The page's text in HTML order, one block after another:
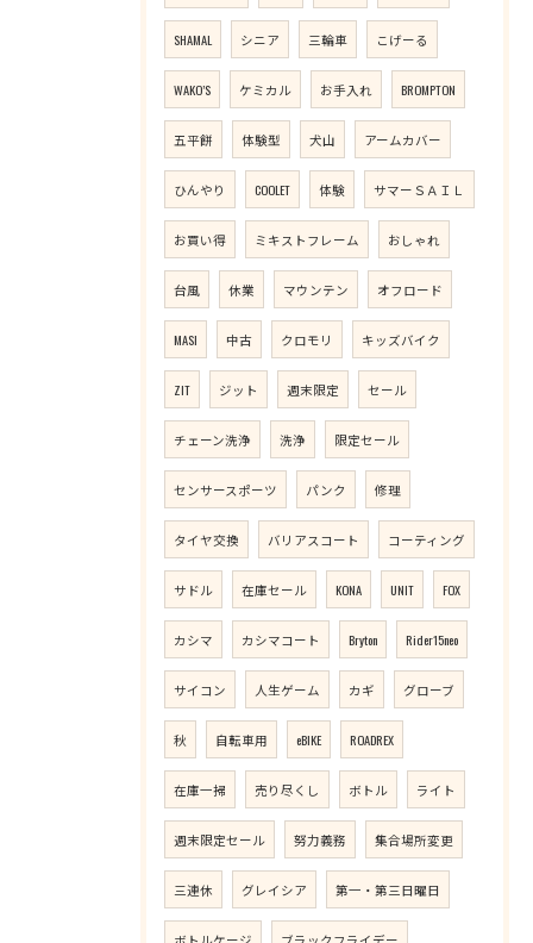
SHAMAL シニア 三輪車 こげーる
WAKO’S ケミカル お手入れ BROMPTON
五平餅 体験型 犬山 アームカバー
ひんやり COOLET 体験 サマーＳＡＩＬ
お買い得 ミキストフレーム おしゃれ
台風 休業 マウンテン オフロード
MASI 中古 クロモリ キッズバイク
ZIT ジット 週末限定 セール
チェーン洗浄 洗浄 限定セール
センサースポーツ パンク 修理
タイヤ交換 バリアスコート コーティング
サドル 在庫セール KONA UNIT FOX
カシマ カシマコート Bryton Rider15neo
サイコン 人生ゲーム カギ グローブ
秋 自転車用 eBIKE ROADREX
在庫一掃 売り尽くし ボトル ライト
週末限定セール 努力義務 集合場所変更
三連休 グレイシア 第一・第三日曜日